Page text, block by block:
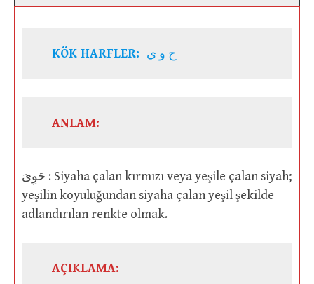
KÖK HARFLER: ح و ي
ANLAM:
حَوِىَ : Siyaha çalan kırmızı veya yeşile çalan siyah;
yeşilin koyuluğundan siyaha çalan yeşil şekilde
adlandırılan renkte olmak.
AÇIKLAMA: